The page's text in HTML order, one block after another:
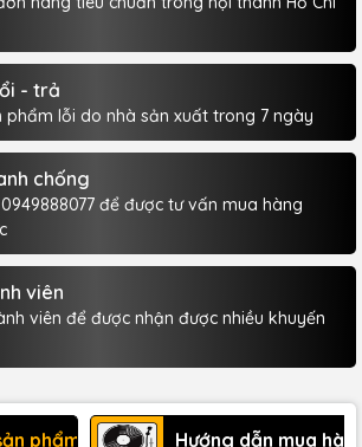
- trả
phẩm lỗi do nhà sản xuất trong 7 ngày
chống
để được tư vấn mua hàng
viên
viên để được nhận được nhiều khuyến
phẩm Hướng dẫn mua